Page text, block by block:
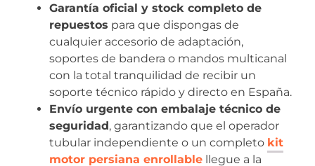
Garantía oficial y stock completo de
repuestos para que dispongas de
cualquier accesorio de adaptación,
soportes de bandera o mandos multicanal
con la total tranquilidad de recibir un
soporte técnico rápido y directo en España.
Envío urgente con embalaje técnico de
seguridad, garantizando que el operador
tubular independiente o un completo kit
motor persiana enrollable llegue a la